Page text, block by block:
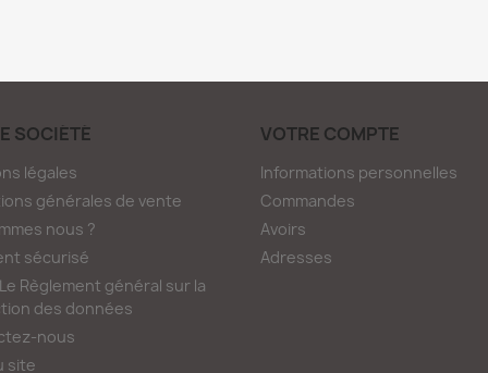
SOCIÉTÉ
légales
générales de vente
nous ?
sécurisé
Règlement général sur la
des données
nous
site
VOTRE COMPTE
Informations personnelles
Commandes
Avoirs
Adresses